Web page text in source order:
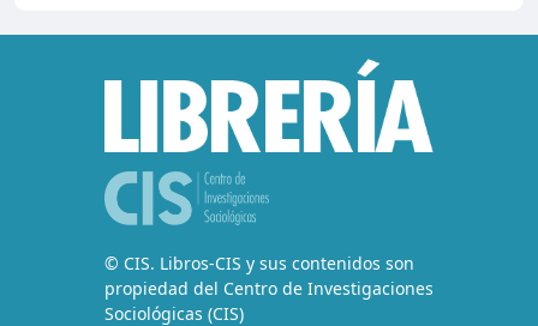
© CIS. Libros-CIS y sus contenidos son
propiedad del Centro de Investigaciones
Sociológicas (CIS)